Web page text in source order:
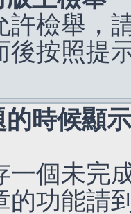
許檢舉，
後按照提
時候顯
一個未完
的功能請